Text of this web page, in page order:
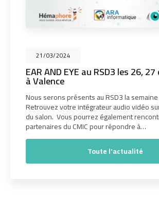
21/03/2024
EAR AND EYE au RSD3 les 26,
à Valence
Nous serons présents au RSD3 la
Retrouvez votre intégrateur audio vidéo
du salon. Vous pourrez également
partenaires du CMIC pour répondre à…
Toute l'actualité